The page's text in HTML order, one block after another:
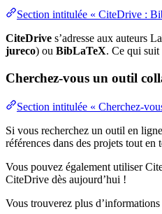
Section intitulée « CiteDrive :
CiteDrive s’adresse aux auteurs
jureco) ou BibLaTeX. Ce qui
Cherchez-vous un outil
Section intitulée « Cherchez-
Si vous recherchez un outil en
références dans des projets tout
Vous pouvez également utiliser
CiteDrive dès aujourd’hui !
Vous trouverez plus